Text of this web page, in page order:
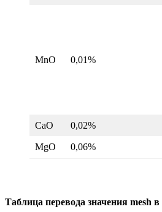
MnO 0,01%
CaO 0,02%
MgO 0,06%
Таблица перевода значения mesh